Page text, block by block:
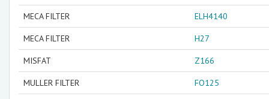
MECA FILTER ELH4140
MECA FILTER H27
MISFAT Z166
MULLER FILTER FO125